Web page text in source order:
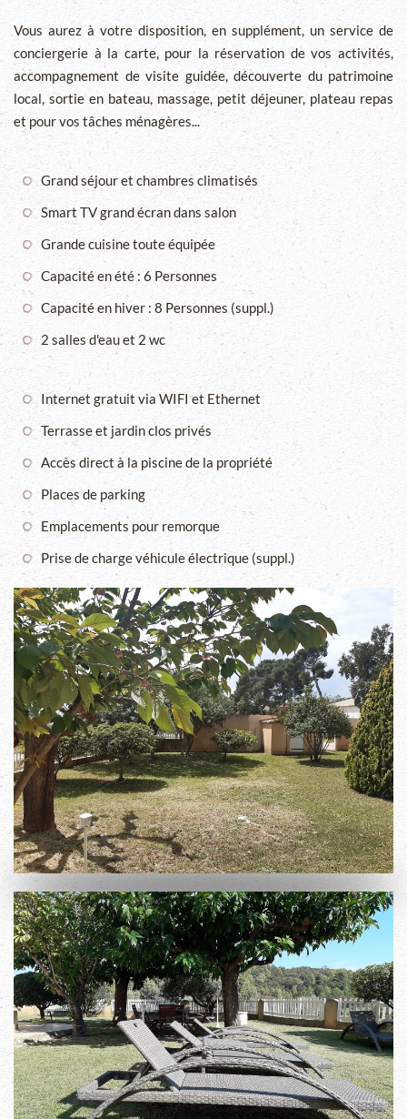
Vous aurez à votre disposition, en supplément, un service de
conciergerie à la carte, pour la réservation de vos activités,
accompagnement de visite guidée, découverte du patrimoine
local, sortie en bateau, massage, petit déjeuner, plateau repas
et pour vos tâches ménagères...
Grand séjour et chambres climatisés
Smart TV grand écran dans salon
Grande cuisine toute équipée
Capacité en été : 6 Personnes
Capacité en hiver : 8 Personnes (suppl.)
2 salles d'eau et 2 wc
Internet gratuit via WIFI et Ethernet
Terrasse et jardin clos privés
Accès direct à la piscine de la propriété
Places de parking
Emplacements pour remorque
Prise de charge véhicule électrique (suppl.)